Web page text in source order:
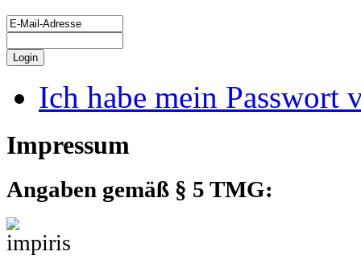
Ich habe mein Passwort
Impressum
Angaben gemäß § 5 TMG: